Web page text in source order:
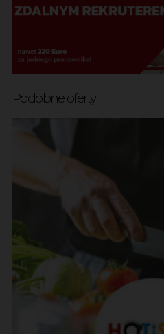
Podobne oferty